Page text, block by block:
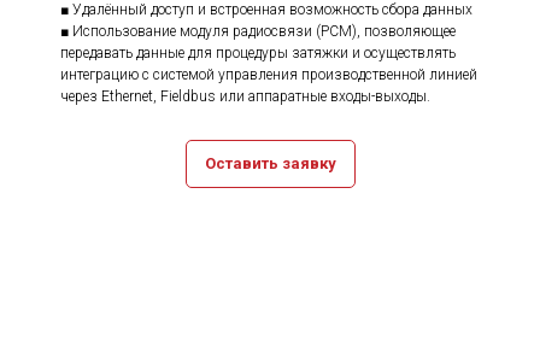
■ Удалённый доступ и встроенная возможность сбора данных
■ Использование модуля радиосвязи (PCM), позволяющее
передавать данные для процедуры затяжки и осуществлять
интеграцию с системой управления производственной линией
через Ethernet, Fieldbus или аппаратные входы-выходы.
Оставить заявку